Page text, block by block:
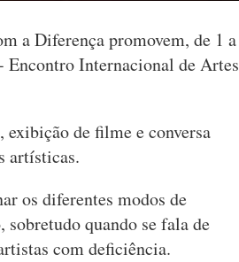
a Diferença promovem, de 1 a
Encontro Internacional de Artes
exibição de filme e conversa
artísticas.
os diferentes modos de
quando se fala de
com deficiência.